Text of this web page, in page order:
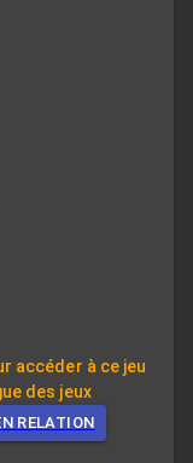
accéder à ce jeu
des jeux
RELATION